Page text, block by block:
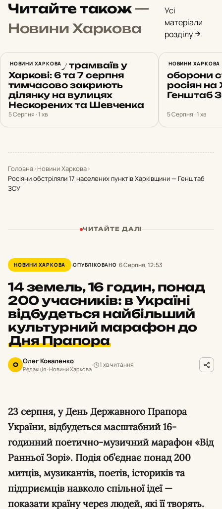
Читайте також—
Новини Харкова
Усі
матеріали
розділу
НОВИНИ ХАРКОВА
Зміна руху трамваїв у
Харкові: 6 та 7 серпня
тимчасово закриють
ділянку на вулицях
Нескорених та Шевченка
5 Серпня · 1 хв
НОВИНИ ХАРКОВА
23 атаки
оборони
росіян на
Генштаб
5 Серпня · 1 хв
Головна›Новини Харкова›
Росіяни обстріляли 17 населених пунктів Харківщини — Генштаб
ЗСУ
ЧИТАЙТЕ ДАЛІ
НОВИНИ ХАРКОВА ОПУБЛІКОВАНО 6 Серпня, 12:53
14 земель, 16 годин, понад
200 учасників: в Україні
відбудеться найбільший
культурний марафон до
Дня Прапора
О Олег Коваленко
Редакція · Новини Харкова
1 хв читання
23 серпня, у День Державного Прапора
України, відбудеться масштабний 16-
годинний поетично-музичний марафон «Від
Ранньої Зорі». Подія об’єднає понад 200
митців, музикантів, поетів, істориків та
підприємців навколо спільної ідеї —
показати країну через людей, які її творять.